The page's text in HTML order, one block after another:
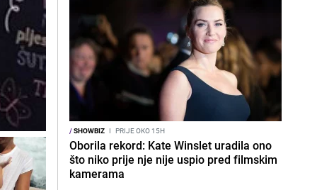
/SHOWBIZ I PRIJE OKO 15H
Oborila rekord: Kate Winslet uradila ono
što niko prije nje nije uspio pred filmskim
kamerama